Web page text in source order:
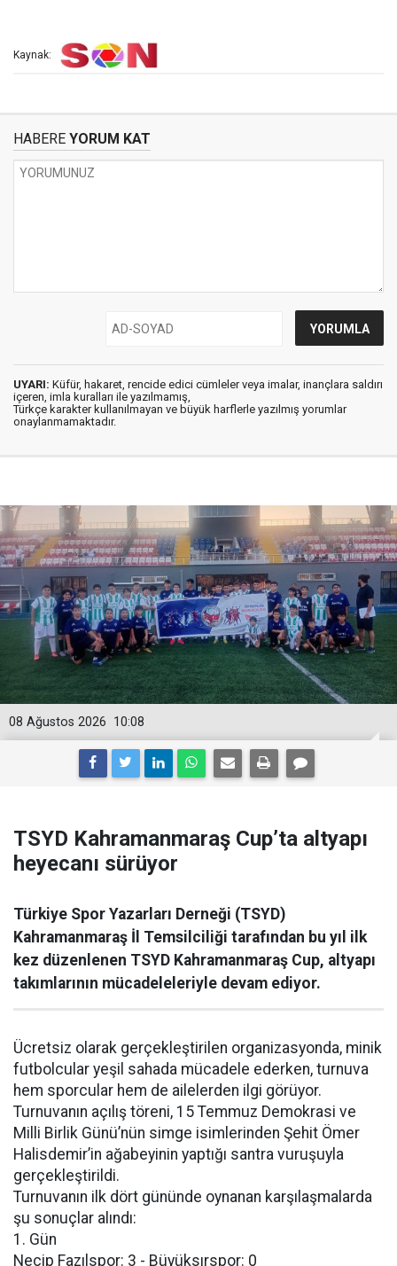
Kaynak:
HABERE YORUM KAT
UYARI: Küfür, hakaret, rencide edici cümleler veya imalar, inançlara saldırı
içeren, imla kuralları ile yazılmamış,
Türkçe karakter kullanılmayan ve büyük harflerle yazılmış yorumlar
onaylanmamaktadır.
10:08
08 Ağustos 2026
TSYD Kahramanmaraş Cup’ta altyapı
heyecanı sürüyor
Türkiye Spor Yazarları Derneği (TSYD)
Kahramanmaraş İl Temsilciliği tarafından bu yıl ilk
kez düzenlenen TSYD Kahramanmaraş Cup, altyapı
takımlarının mücadeleleriyle devam ediyor.
Ücretsiz olarak gerçekleştirilen organizasyonda, minik
futbolcular yeşil sahada mücadele ederken, turnuva
hem sporcular hem de ailelerden ilgi görüyor.
Turnuvanın açılış töreni, 15 Temmuz Demokrasi ve
Milli Birlik Günü’nün simge isimlerinden Şehit Ömer
Halisdemir’in ağabeyinin yaptığı santra vuruşuyla
gerçekleştirildi.
Turnuvanın ilk dört gününde oynanan karşılaşmalarda
şu sonuçlar alındı:
1. Gün
Necip Fazılspor: 3 - Büyüksırspor: 0